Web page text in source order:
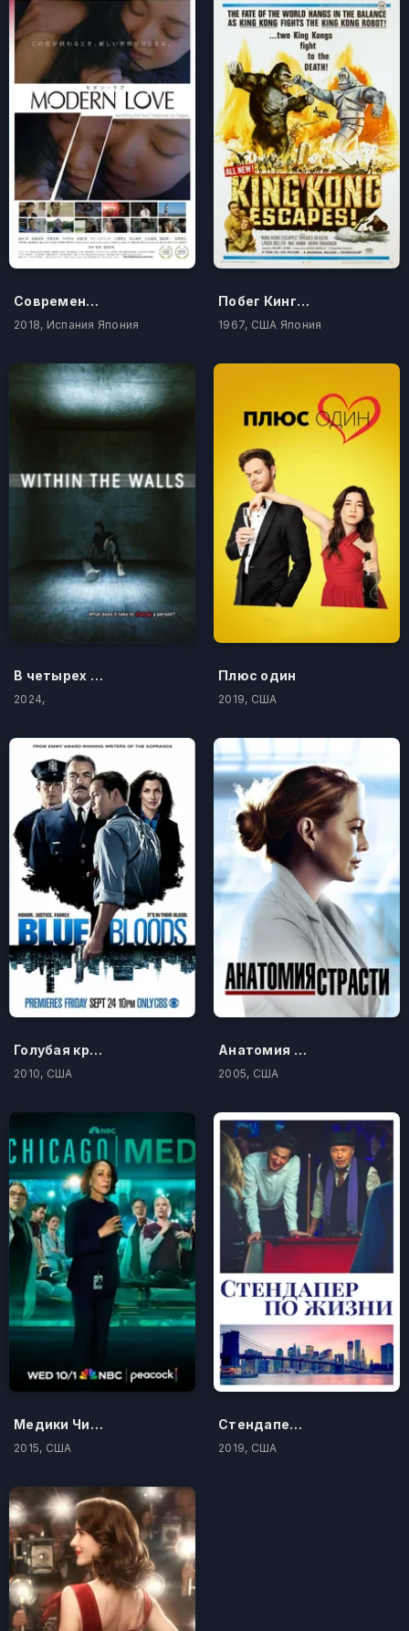
Современная любовь
2018, Испания Япония
Побег Кинг-Конга
1967, США Япония
В четырех стенах
2024,
Плюс один
2019, США
Голубая кровь
2010, США
Анатомия страсти
2005, США
Медики Чикаго
2015, США
Стендапер по жизни
2019, США